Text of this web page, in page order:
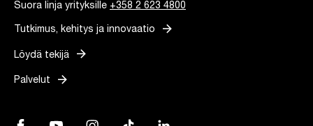
Suora linja yrityksille +358 2 623 4800
Tutkimus, kehitys ja innovaatio arrow_forward
Löydä tekijä arrow_forward
Palvelut arrow_forward